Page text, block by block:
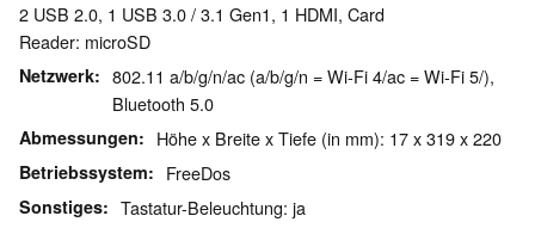
2 USB 2.0, 1 USB 3.0 / 3.1 Gen1, 1 HDMI, Card
Reader: microSD
Netzwerk
802.11 a/b/g/n/ac (a/b/g/n = Wi-Fi 4/ac = Wi-Fi 5/),
Bluetooth 5.0
Abmessungen Höhe x Breite x Tiefe (in mm): 17 x 319 x 220
Betriebssystem FreeDos
Sonstiges Tastatur-Beleuchtung: ja